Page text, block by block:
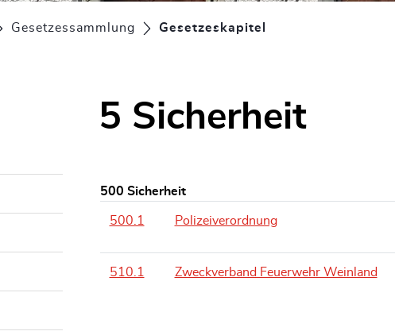
Gesetzessammlung Gesetzeskapitel
5 Sicherheit
500 Sicherheit
500.1 Polizeiverordnung
510.1 Zweckverband Feuerwehr Weinland